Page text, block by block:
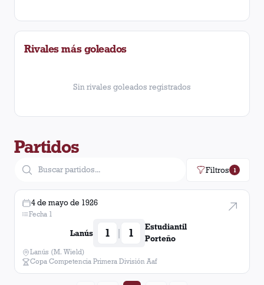
Rivales más goleados
Sin rivales goleados registrados
Partidos
Filtros 1
4 de mayo de 1926
Fecha 1
Lanús 1 | 1
Estudiantil
Porteño
Lanús (M. Wield)
Copa Competencia Primera División Aaf